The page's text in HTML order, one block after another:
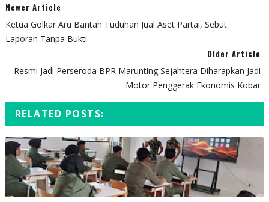
Newer Article
Ketua Golkar Aru Bantah Tuduhan Jual Aset Partai, Sebut
Laporan Tanpa Bukti
Older Article
Resmi Jadi Perseroda BPR Marunting Sejahtera Diharapkan Jadi
Motor Penggerak Ekonomis Kobar
RELATED POSTS: